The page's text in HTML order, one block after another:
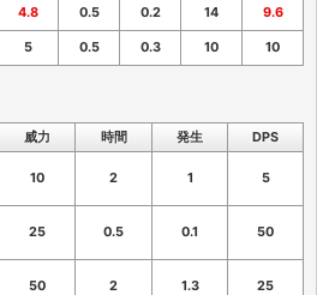
4.8 0.5 0.2 14 9.6
5 0.5 0.3 10 10
威力 時間 発生
DPS
10 2 1 5
25 0.5 0.1 50
50 2 1.3 25